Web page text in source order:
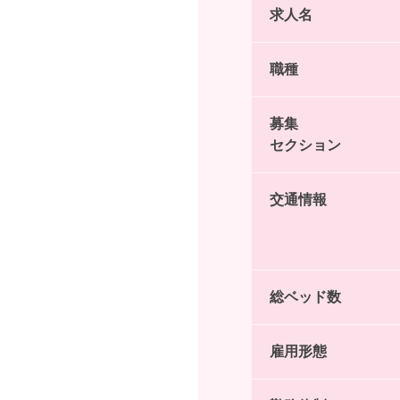
求人名
職種
募集
セクション
交通情報
総ベッド数
雇用形態